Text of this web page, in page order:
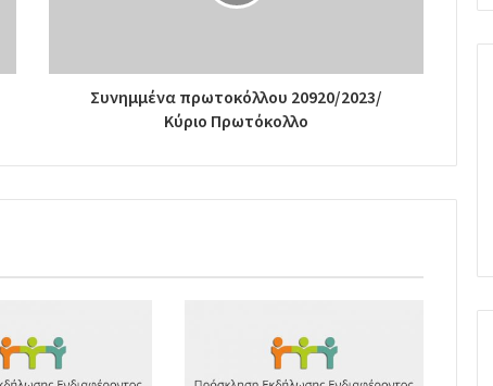
Συνημμένα πρωτοκόλλου 20920/2023/
Κύριο Πρωτόκολλο